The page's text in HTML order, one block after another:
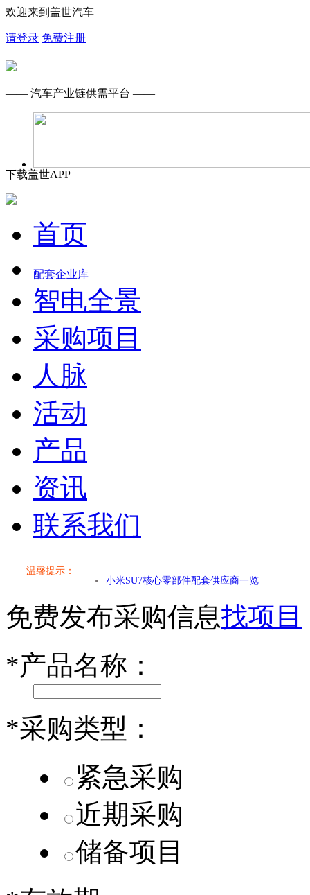
欢迎来到盖世汽车
请登录 免费注册
—— 汽车产业链供需平台 ——
下载盖世APP
首页
配套企业库
智电全景
采购项目
人脉
活动
产品
资讯
联系我们
温馨提示：
乐道L60核心零部件配套供应商一览
第二代 AION V核心零部件配套供应商一览
乐道L60核心零部件配套供应商一览
免费发布采购信息找项目
*产品名称：
*采购类型：
紧急采购
近期采购
储备项目